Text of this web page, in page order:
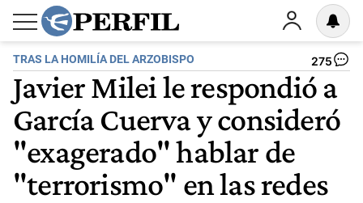
TRAS LA HOMILÍA DEL ARZOBISPO 275
Javier Milei le respondió a
García Cuerva y consideró
"exagerado" hablar de
"terrorismo" en las redes